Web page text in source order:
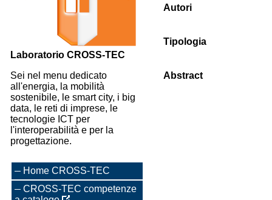
Laboratorio CROSS-TEC
Sei nel menu dedicato
all'energia, la mobilità
sostenibile, le smart city, i big
data, le reti di imprese, le
tecnologie ICT per
l'interoperabilità e per la
progettazione.
Home CROSS-TEC
CROSS-TEC competenze
Autori
Tipologia
Abstract